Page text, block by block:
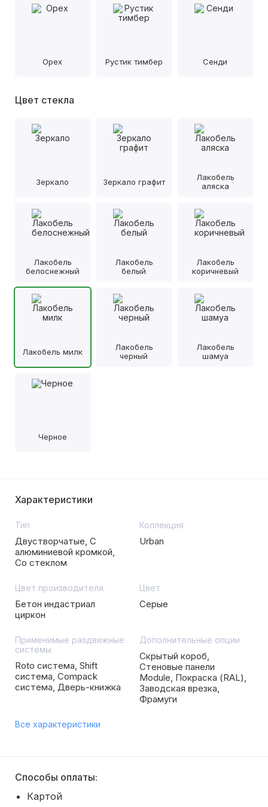
Орех Рустик тимбер Сенди
Цвет стекла
Зеркало Зеркало графит
Лакобель
аляска
Лакобель
белоснежный
Лакобель
белый
Лакобель
коричневый
Лакобель милк
Лакобель
черный
Лакобель
шамуа
Черное
Характеристики
Тип
Двустворчатые, С
алюминиевой кромкой,
Со стеклом
Коллекция
Urban
Цвет производителя
Бетон индастриал
циркон
Цвет
Серые
Применимые раздвижные
системы
Roto система, Shift
система, Compack
система, Дверь-книжка
Дополнительные опции
Скрытый короб,
Стеновые панели
Module, Покраска (RAL),
Заводская врезка,
Фрамуги
Все характеристики
Способы оплаты:
Картой